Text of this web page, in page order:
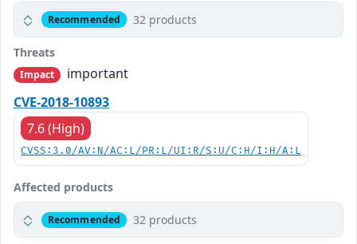
Recommended 32 products
Threats
Impact
important
CVE-2018-10893
7.6 (High)
CVSS:3.0/AV:N/AC:L/PR:L/UI:R/S:U/C:H/I:H/A:L
Affected products
Recommended 32 products